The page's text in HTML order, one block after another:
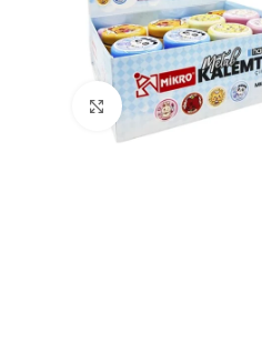
Büyütmek için tıklayın